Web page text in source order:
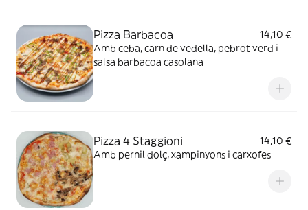
Pizza Barbacoa
14,10 €
Amb ceba, carn de vedella, pebrot verd i
salsa barbacoa casolana
Pizza 4 Staggioni
14,10 €
Amb pernil dolç, xampinyons i carxofes